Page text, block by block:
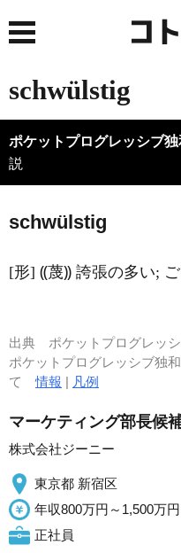
schwülstig
ポケットプログレッシブ独
説
schwülstig
[形] ⸨蔑⸩ 誇張の多い;
出典 ポケットプログレッ
ポケットプログレッシブ独
て情報 | 凡例
マーケティング部長候
株式会社ジーニー
東京都 新宿区
年収800万円～1,500万円
正社員